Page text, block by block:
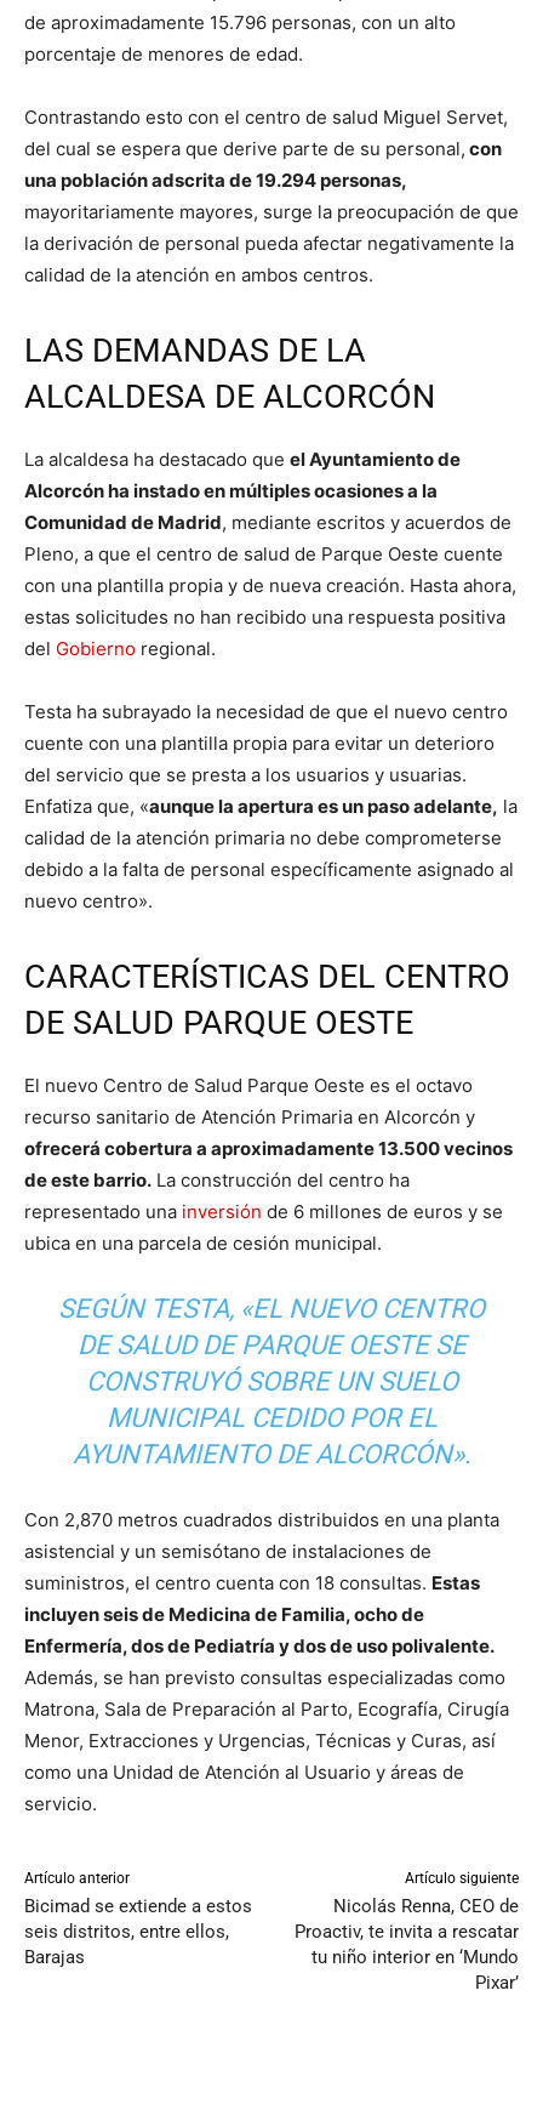
de aproximadamente 15.796 personas, con un alto
porcentaje de menores de edad.
Contrastando esto con el centro de salud Miguel Servet,
del cual se espera que derive parte de su personal, con
una población adscrita de 19.294 personas,
mayoritariamente mayores, surge la preocupación de que
la derivación de personal pueda afectar negativamente la
calidad de la atención en ambos centros.
LAS DEMANDAS DE LA
ALCALDESA DE ALCORCÓN
La alcaldesa ha destacado que el Ayuntamiento de
Alcorcón ha instado en múltiples ocasiones a la
Comunidad de Madrid, mediante escritos y acuerdos de
Pleno, a que el centro de salud de Parque Oeste cuente
con una plantilla propia y de nueva creación. Hasta ahora,
estas solicitudes no han recibido una respuesta positiva
del Gobierno regional.
Testa ha subrayado la necesidad de que el nuevo centro
cuente con una plantilla propia para evitar un deterioro
del servicio que se presta a los usuarios y usuarias.
Enfatiza que, «aunque la apertura es un paso adelante, la
calidad de la atención primaria no debe comprometerse
debido a la falta de personal específicamente asignado al
nuevo centro».
CARACTERÍSTICAS DEL CENTRO
DE SALUD PARQUE OESTE
El nuevo Centro de Salud Parque Oeste es el octavo
recurso sanitario de Atención Primaria en Alcorcón y
ofrecerá cobertura a aproximadamente 13.500 vecinos
de este barrio. La construcción del centro ha
representado una inversión de 6 millones de euros y se
ubica en una parcela de cesión municipal.
SEGÚN TESTA, «EL NUEVO CENTRO
DE SALUD DE PARQUE OESTE SE
CONSTRUYÓ SOBRE UN SUELO
MUNICIPAL CEDIDO POR EL
AYUNTAMIENTO DE ALCORCÓN».
Con 2,870 metros cuadrados distribuidos en una planta
asistencial y un semisótano de instalaciones de
suministros, el centro cuenta con 18 consultas. Estas
incluyen seis de Medicina de Familia, ocho de
Enfermería, dos de Pediatría y dos de uso polivalente.
Además, se han previsto consultas especializadas como
Matrona, Sala de Preparación al Parto, Ecografía, Cirugía
Menor, Extracciones y Urgencias, Técnicas y Curas, así
como una Unidad de Atención al Usuario y áreas de
servicio.
Artículo anterior
Bicimad se extiende a estos
seis distritos, entre ellos,
Barajas
Artículo siguiente
Nicolás Renna, CEO de
Proactiv, te invita a rescatar
tu niño interior en ‘Mundo
Pixar’